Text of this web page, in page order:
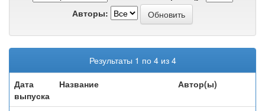
Авторы:
Результаты 1 по 4 из 4
Дата
выпуска
Название Автор(ы)